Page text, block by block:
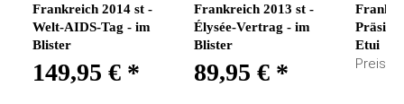
Frankreich 2014 st -
Welt-AIDS-Tag - im
Blister
149,95 € *
Frankreich 2013 st -
Élysée-Vertrag - im
Blister
89,95 € *
Etui
Preis